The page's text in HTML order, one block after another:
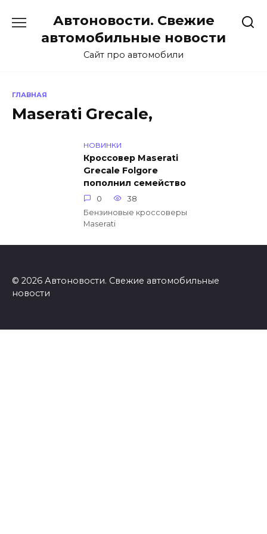
содержанию
Автоновости. Свежие
автомобильные новости
Сайт про автомобили
ГЛАВНАЯ
Maserati Grecale,
НОВИНКИ
Кроссовер Maserati
Grecale Folgore
пополнил семейство
0
38
Бензиновые кроссоверы
Maserati
© 2026 Автоновости. Свежие автомобильные
новости